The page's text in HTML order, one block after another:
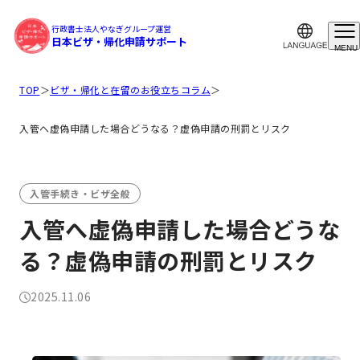
行政書士法人やなぎグループ運営
日本ビザ・帰化申請サポート MENU
TOP＞ビザ・帰化と在留のお役立ちコラム＞
入管へ虚偽申請した場合どうなる？虚偽申請の刑罰とリスク
入管手続き・ビザ全般
入管へ虚偽申請した場合どうな
る？虚偽申請の刑罰とリスク
2025.11.06